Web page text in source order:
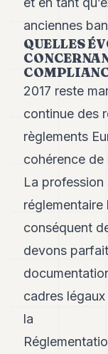
ASSURANCE
POLITIQUE
IMMOBILIER
PRIVATE
EQUITY
JURIDIQUE
ENTREPRISES
ASSOCIATIONS
S'ABONNER
FR
anciennes
QUELLES
2017 reste
continue des
règlements
cohérence de
La profession
conséquent
devons
cadres
la